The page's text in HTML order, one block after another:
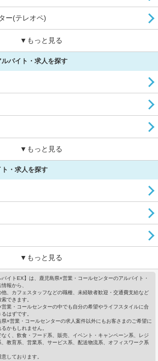
ー(テレオペ)
▼もっと見る
バイト・求人を探す
▼もっと見る
ト・求人を探す
▼もっと見る
イトEX】は、鹿児島県×営業・コールセンターのアルバイト・
報から、
、カフェスタッフなどの職種、未経験者歓迎・交通費支給など
できます。
業・コールセンターの中でも自分の希望やライフスタイルに合
はずです。
×営業・コールセンターの求人案件以外にもお客さまのご希望に
かもしれません。
く、飲食・フード系、販売、イベント・キャンペーン系、レジ
教育系、営業系、サービス系、配送物流系、オフィスワーク系
しております。